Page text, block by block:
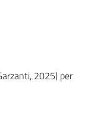
2025) per